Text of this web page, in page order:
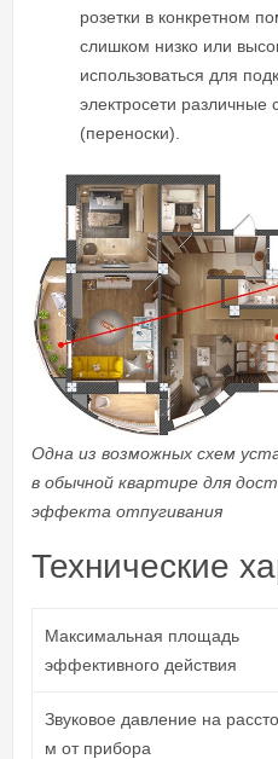
розетки в конкретном
слишком низко или
использоваться для
электросети различные
(переноски).
Одна из возможных схем
в обычной квартире для
эффекта отпугивания
Технические
Максимальная площадь
эффективного действия
Звуковое давление на
м от прибора